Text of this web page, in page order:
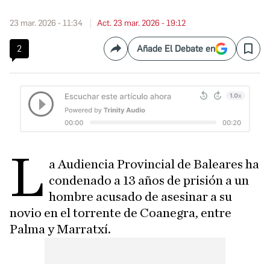
23 mar. 2026 - 11:34 Act. 23 mar. 2026 - 19:12
2 CompartirAñade El Debate en Save
L a Audiencia Provincial de Baleares ha
condenado a 13 años de prisión a un
hombre acusado de asesinar a su
novio en el torrente de Coanegra, entre
Palma y Marratxí.